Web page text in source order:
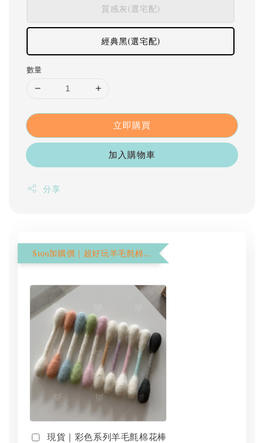
質感灰(選宅配)
經典黑(選宅配)
數量
立即購買
加入購物車
分享
$199加購價｜超好玩羊毛氈棉花棒
現貨｜彩色系列羊毛氈棉花棒